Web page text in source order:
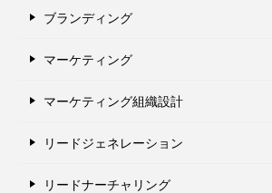
ブランディング
マーケティング
マーケティング組織設計
リードジェネレーション
リードナーチャリング